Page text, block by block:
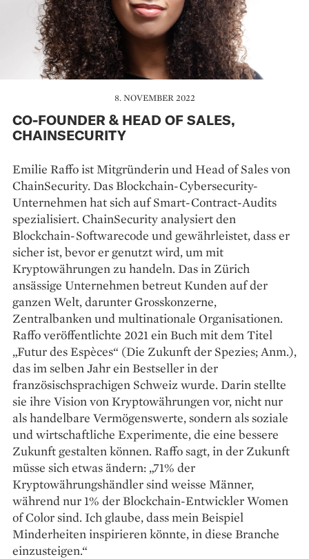
8. NOVEMBER 2022
CO-FOUNDER & HEAD OF SALES,
CHAINSECURITY
Emilie Raffo ist Mitgründerin und Head of Sales von
ChainSecurity. Das Blockchain-Cybersecurity-
Unternehmen hat sich auf Smart-Contract-Audits
spezialisiert. ChainSecurity analysiert den
Blockchain-Softwarecode und gewährleistet, dass er
sicher ist, bevor er genutzt wird, um mit
Kryptowährungen zu handeln. Das in Zürich
ansässige Unternehmen betreut Kunden auf der
ganzen Welt, darunter Grosskonzerne,
Zentralbanken und multinationale Organisationen.
Raffo veröffentlichte 2021 ein Buch mit dem Titel
„Futur des Espèces“ (Die Zukunft der Spezies; Anm.),
das im selben Jahr ein Bestseller in der
französischsprachigen Schweiz wurde. Darin stellte
sie ihre Vision von Kryptowährungen vor, nicht nur
als handelbare Vermögenswerte, sondern als soziale
und wirtschaftliche Experimente, die eine bessere
Zukunft gestalten können. Raffo sagt, in der Zukunft
müsse sich etwas ändern: „71% der
Kryptowährungshändler sind weisse Männer,
während nur 1% der Blockchain-Entwickler Women
of Color sind. Ich glaube, dass mein Beispiel
Minderheiten inspirieren könnte, in diese Branche
einzusteigen.“